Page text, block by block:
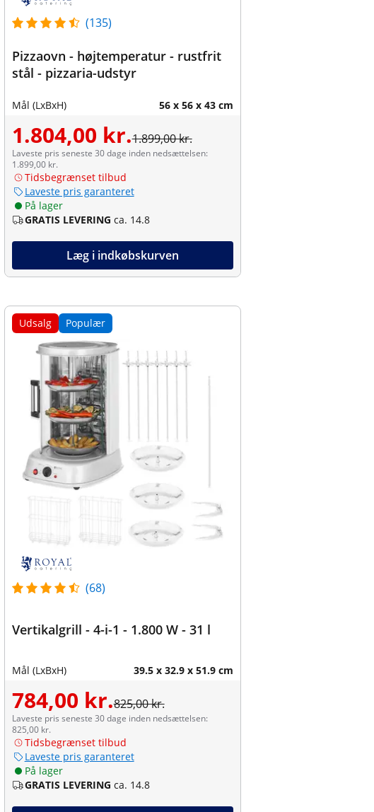
(135)
Pizzaovn - højtemperatur - rustfrit
stål - pizzaria-udstyr
Mål (LxBxH) 56 x 56 x 43 cm
1.804,00 kr.1.899,00 kr.
Laveste pris seneste 30 dage inden nedsættelsen:
1.899,00 kr.
Tidsbegrænset tilbud
Laveste pris garanteret
På lager
GRATIS LEVERING ca. 14.8
Læg i indkøbskurven
Udsalg Populær
(68)
Vertikalgrill - 4-i-1 - 1.800 W - 31 l
Mål (LxBxH) 39.5 x 32.9 x 51.9 cm
784,00 kr.825,00 kr.
Laveste pris seneste 30 dage inden nedsættelsen:
825,00 kr.
Tidsbegrænset tilbud
Laveste pris garanteret
På lager
GRATIS LEVERING ca. 14.8